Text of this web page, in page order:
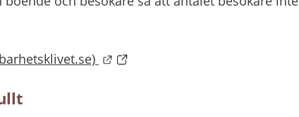
Länk till annan webbplats.